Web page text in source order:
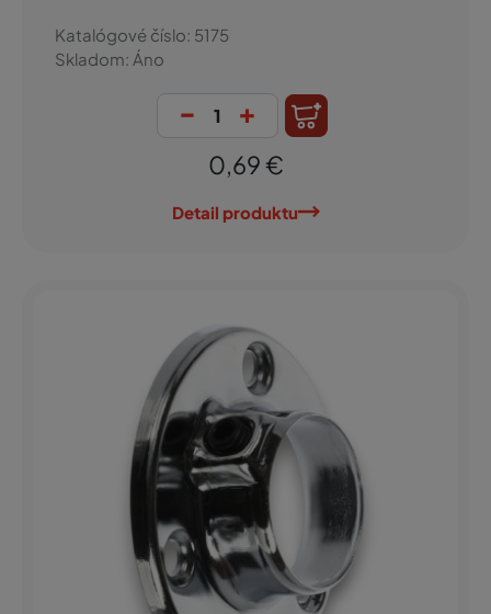
Katalógové číslo: 5175
Skladom: Áno
- +
0,69 €
Detail produktu